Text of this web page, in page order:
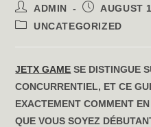
POST
AUTHOR:
ADMIN
POSTAUGUST
POSTUNCATEGORIZED
JETX GAME SE DISTINGUE
CONCURRENTIEL, ET CE
EXACTEMENT COMMENT
QUE VOUS SOYEZ